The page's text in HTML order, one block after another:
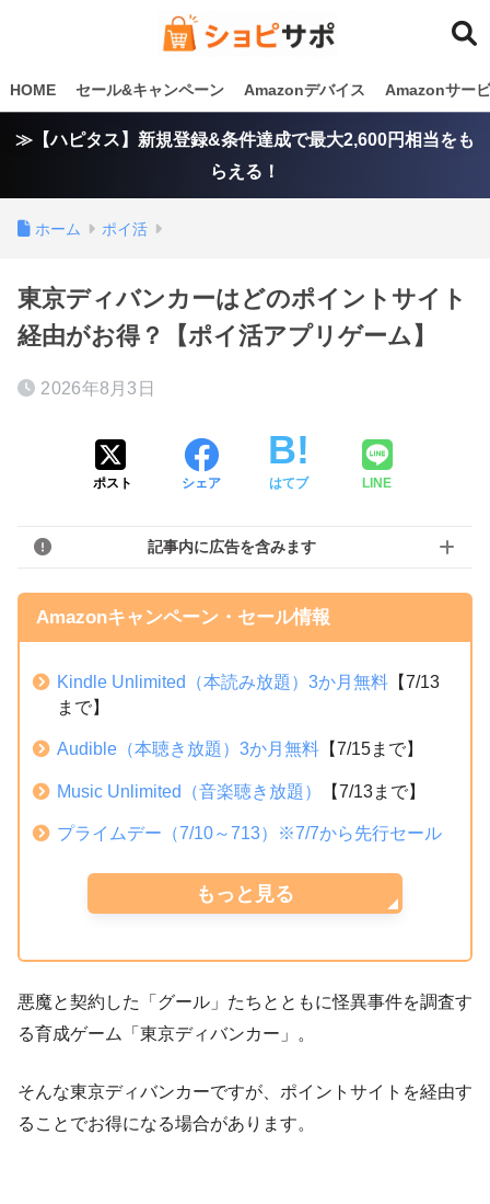
HOME セール&キャンペーン Amazonデバイス Amazonサー
≫【ハピタス】新規登録&条件達成で最大2,600円相当をも
らえる！
ホーム ポイ活
東京ディバンカーはどのポイントサイト
経由がお得？【ポイ活アプリゲーム】
2026年8月3日
ポスト シェア はてブ LINE
記事内に広告を含みます
Amazonキャンペーン・セール情報
Kindle Unlimited（本読み放題）3か月無料 【7/13
まで】
Audible（本聴き放題）3か月無料 【7/15まで】
Music Unlimited（音楽聴き放題） 【7/13まで】
プライムデー（7/10～713）※7/7から先行セール
もっと見る
悪魔と契約した「グール」たちとともに怪異事件を調査す
る育成ゲーム「東京ディバンカー」。
そんな東京ディバンカーですが、ポイントサイトを経由す
ることでお得になる場合があります。